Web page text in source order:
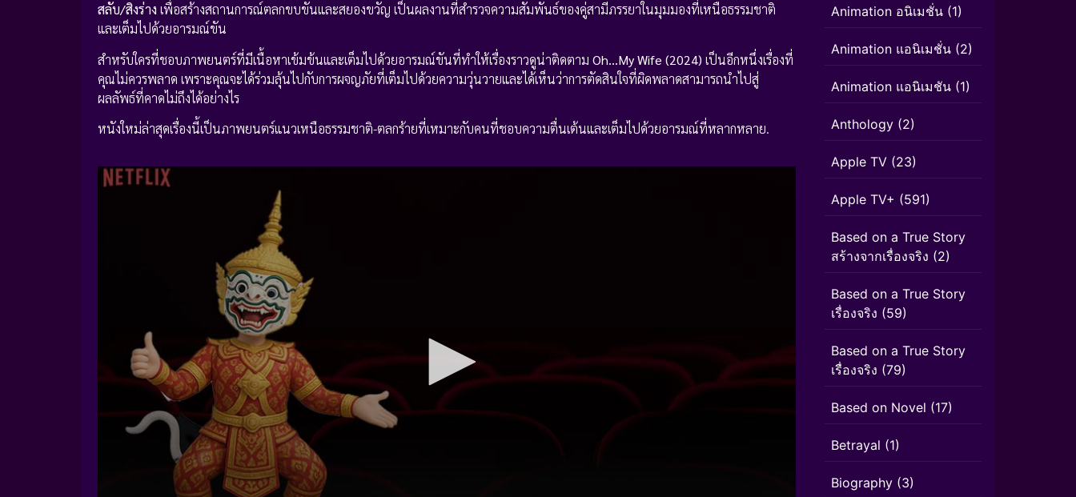
สลับ/สิงร่าง เพื่อสร้างสถานการณ์ตลกขบขันและสยองขวัญ เป็นผลงานที่สำรวจความสัมพันธ์ของคู่สามีภรรยาในมุมมองที่เหนือธรรมชาติ
และเต็มไปด้วยอารมณ์ขัน
สำหรับใครที่ชอบภาพยนตร์ที่มีเนื้อหาเข้มข้นและเต็มไปด้วยอารมณ์ขันที่ทำให้เรื่องราวดูน่าติดตาม Oh…My Wife (2024) เป็นอีกหนึ่งเรื่องที่
คุณไม่ควรพลาด เพราะคุณจะได้ร่วมลุ้นไปกับการผจญภัยที่เต็มไปด้วยความวุ่นวายและได้เห็นว่าการตัดสินใจที่ผิดพลาดสามารถนำไปสู่
ผลลัพธ์ที่คาดไม่ถึงได้อย่างไร
หนังใหม่ล่าสุดเรื่องนี้เป็นภาพยนตร์แนวเหนือธรรมชาติ-ตลกร้ายที่เหมาะกับคนที่ชอบความตื่นเต้นและเต็มไปด้วยอารมณ์ที่หลากหลาย.
Animation อนิเมชั่น (1)
Animation แอนิเมชั่น (2)
Animation แอนิเมชัน (1)
Anthology (2)
Apple TV (23)
Apple TV+ (591)
Based on a True Story
สร้างจากเรื่องจริง (2)
Based on a True Story
เรื่องจริง (59)
Based on a True Story
เรื่องจริง (79)
Based on Novel (17)
Betrayal (1)
Biography (3)